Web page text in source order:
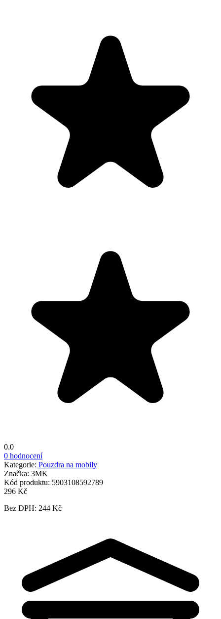
0.0
0 hodnocení
Kategorie: Pouzdra na mobily
Značka: 3MK
Kód produktu: 5903108592789
296 Kč
Bez DPH: 244 Kč